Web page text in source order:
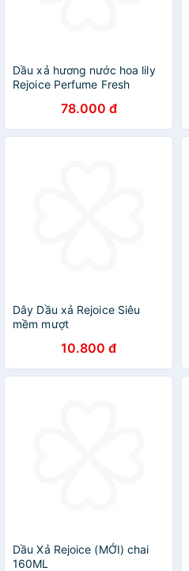
Dầu xả hương nước hoa lily
Rejoice Perfume Fresh
78.000 đ
Dây Dầu xả Rejoice Siêu
mềm mượt
10.800 đ
Dầu Xả Rejoice (MỚI) chai
160ML